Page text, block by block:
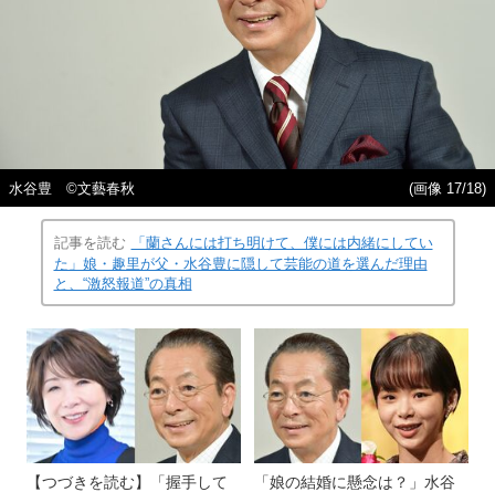
水谷豊 ©︎文藝春秋 (画像 17/18)
記事を読む
「蘭さんには打ち明けて、僕には内緒にしてい
た」娘・趣里が父・水谷豊に隠して芸能の道を選んだ理由
と、“激怒報道”の真相
【つづきを読む】「握手して 「娘の結婚に懸念は？」水谷